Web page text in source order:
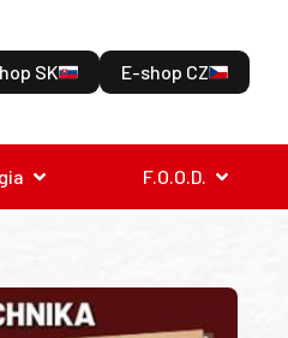
SK E-shop CZ
F.O.O.D.